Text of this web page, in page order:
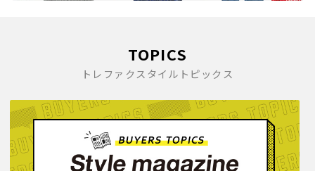
TOPICS
トレファクスタイルトピックス